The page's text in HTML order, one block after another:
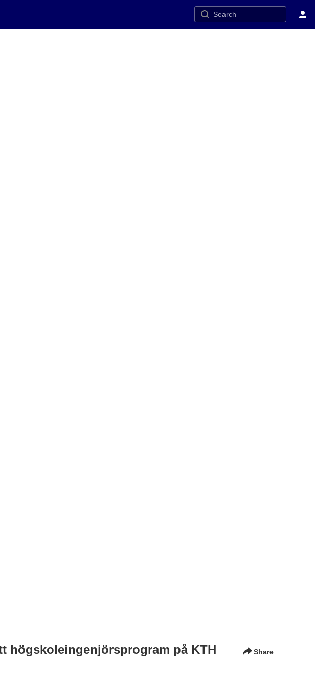
högskoleingenjörsprogram på KTH Share